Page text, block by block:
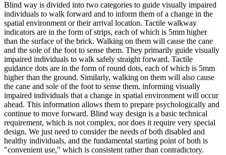
Blind way is divided into two categories to guide visually impaired
individuals to walk forward and to inform them of a change in the
spatial environment or their arrival location. Tactile walkway
indicators are in the form of strips, each of which is 5mm higher
than the surface of the brick. Walking on them will cause the cane
and the sole of the foot to sense them. They primarily guide visually
impaired individuals to walk safely straight forward. Tactile
guidance dots are in the form of round dots, each of which is 5mm
higher than the ground. Similarly, walking on them will also cause
the cane and sole of the foot to sense them, informing visually
impaired individuals that a change in spatial environment will occur
ahead. This information allows them to prepare psychologically and
continue to move forward. Blind way design is a basic technical
requirement, which is not complex, nor does it require very special
design. We just need to consider the needs of both disabled and
healthy individuals, and the fundamental starting point of both is
"convenient use," which is consistent rather than contradictory.